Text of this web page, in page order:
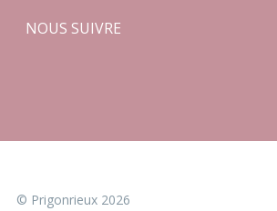
NOUS SUIVRE
© Prigonrieux 2026